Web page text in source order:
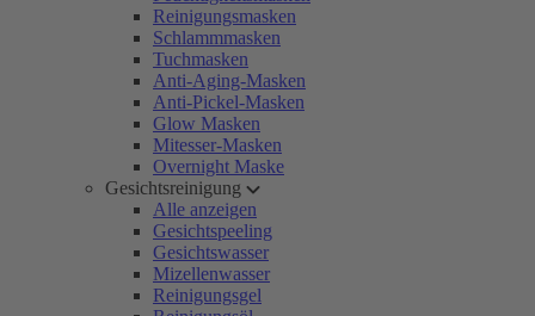
Reinigungsmasken
Schlammmasken
Tuchmasken
Anti-Aging-Masken
Anti-Pickel-Masken
Glow Masken
Mitesser-Masken
Overnight Maske
Gesichtsreinigung
Alle anzeigen
Gesichtspeeling
Gesichtswasser
Mizellenwasser
Reinigungsgel